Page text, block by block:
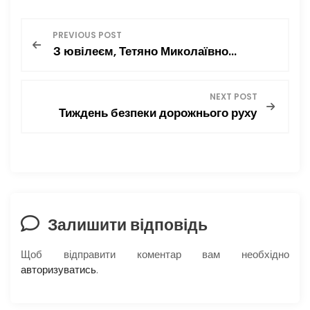
k
я
ц
і
я
PREVIOUS POST
З ювілеєм, Тетяно Миколаївно…
NEXT POST
Тиждень безпеки дорожнього руху
Залишити відповідь
Щоб відправити коментар вам необхідно
авторизуватись.